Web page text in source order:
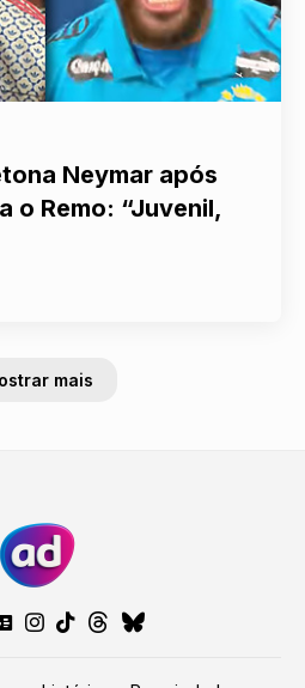
Neymar após
o Remo: “Juvenil,
mais